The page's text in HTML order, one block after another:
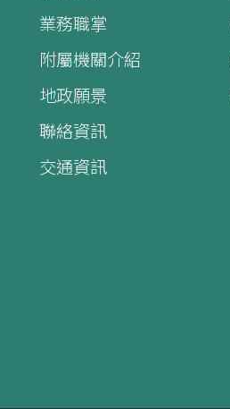
業務職掌
附屬機關介紹
地政願景
聯絡資訊
交通資訊